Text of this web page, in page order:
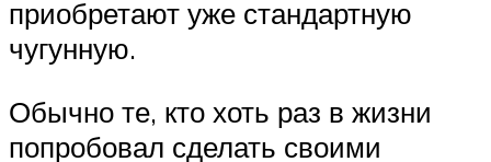
приобретают уже стандартную
чугунную.
Обычно те, кто хоть раз в жизни
попробовал сделать своими